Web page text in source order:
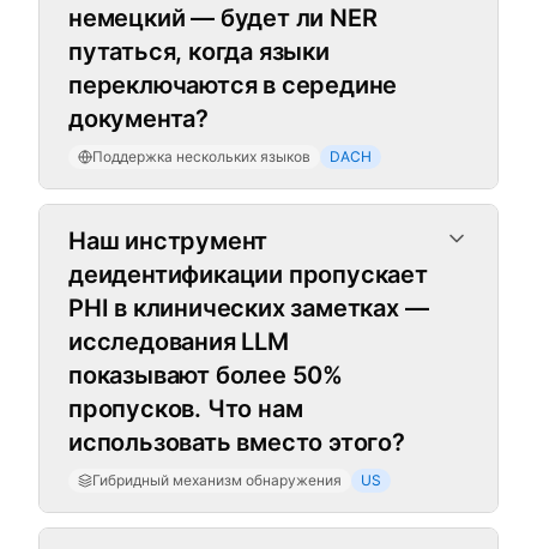
немецкий — будет ли NER
путаться, когда языки
переключаются в середине
документа?
Поддержка нескольких языков DACH
Гибридный механизм обнаружения
Наш инструмент
деидентификации пропускает
PHI в клинических заметках —
исследования LLM
показывают более 50%
пропусков. Что нам
использовать вместо этого?
Гибридный механизм обнаружения US